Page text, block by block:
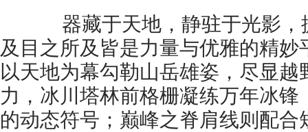
器藏于天地，静驻于光影，
及目之所及皆是力量与优雅的精妙
以天地为幕勾勒山岳雄姿，尽显
力，冰川塔林前格栅凝练万年冰锋
的动态符号；巅峰之脊肩线则配合